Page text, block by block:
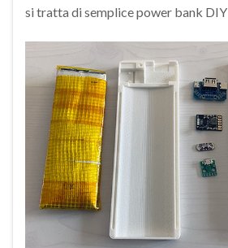
si tratta di semplice power bank DIY